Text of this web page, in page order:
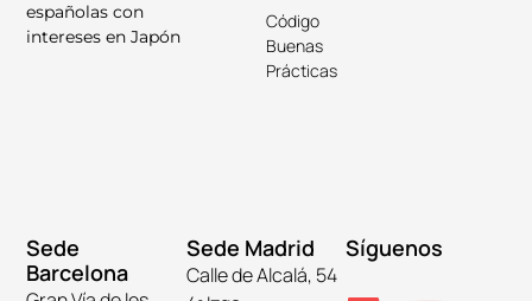
españolas con
intereses en Japón
Código
Buenas
Prácticas
Sede
Barcelona
Sede Madrid
Calle de Alcalá, 54
Síguenos